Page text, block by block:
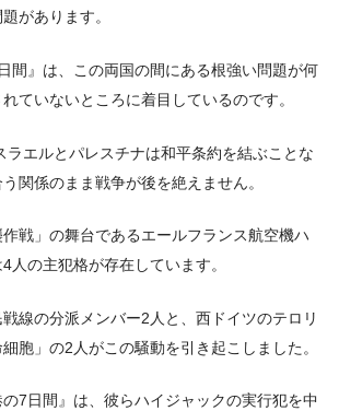
があります。
間』は、この両国の間にある根強い問題が何
ていないところに着目しているのです。
ラエルとパレスチナは和平条約を結ぶことな
関係のまま戦争が後を絶えません。
作戦」の舞台であるエールフランス航空機ハ
人の主犯格が存在しています。
線の分派メンバー2人と、西ドイツのテロリ
胞」の2人がこの騒動を引き起こしました。
7日間』は、彼らハイジャックの実行犯を中